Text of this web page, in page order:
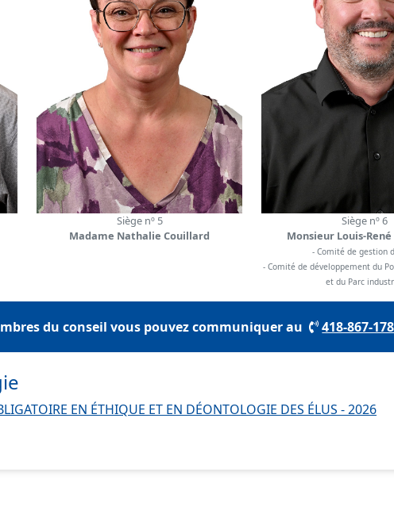
Siège nº 5
Madame Nathalie Couillard
Siège nº 6
Monsieur Louis-
- Comité de gestion
- Comité de développement du
et du Parc
du conseil vous pouvez communiquer au 418-867-
EN ÉTHIQUE ET EN DÉONTOLOGIE DES ÉLUS - 2026